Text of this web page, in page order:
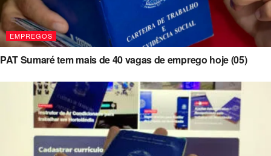
EMPREGOS
PAT Sumaré tem mais de 40 vagas de emprego hoje (05)